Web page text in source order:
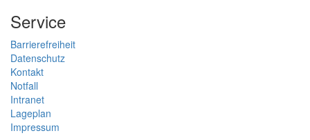
Service
Barrierefreiheit
Datenschutz
Kontakt
Notfall
Intranet
Lageplan
Impressum